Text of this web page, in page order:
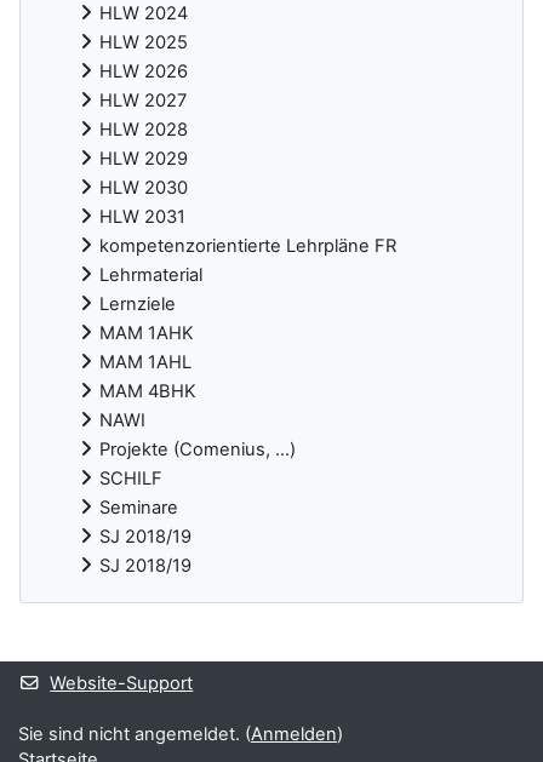
HLW 2024
HLW 2025
HLW 2026
HLW 2027
HLW 2028
HLW 2029
HLW 2030
HLW 2031
kompetenzorientierte Lehrpläne FR
Lehrmaterial
Lernziele
MAM 1AHK
MAM 1AHL
MAM 4BHK
NAWI
Projekte (Comenius, ...)
SCHILF
Seminare
SJ 2018/19
SJ 2018/19
Ergänzungsblöcke
Website-Support
Sie sind nicht angemeldet. (Anmelden)